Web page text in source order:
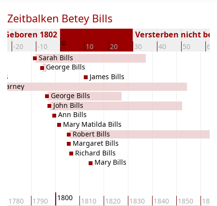
Zeitbalken Betey Bills
-20 -10 0 10 20 30 40 50 60
Geboren 1802 Versterben nicht
1780 1790 1800 1810 1820 1830 1840 1850 1860
Sarah Bills
George Bills
George Bills
John Bills
Ann Bills
Mary Matilda Bills
Robert Bills
Margaret Bills
Richard Bills
James Bills
Mary Bills